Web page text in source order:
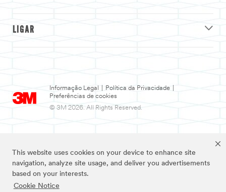
This website uses cookies on your device to enhance site
navigation, analyze site usage, and deliver you advertisements
based on your interests.
Cookie Notice
LIGAR
Informação Legal Política da Privacidade
Preferências de cookies
© 3M 2026. All Rights Reserved.